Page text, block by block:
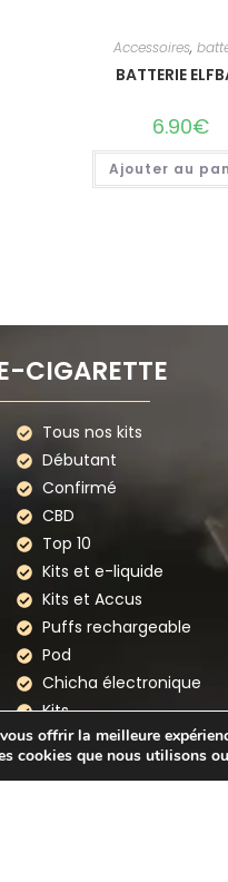
Accessoires,
BATTERIE
6.90€
Ajouter au
CIGARETTE
Tous nos kits
Débutant
Confirmé
CBD
Top 10
Kits et e-liquide
Kits et Accus
Puffs rechargeable
Pod
Chicha électronique
Kits
Cigarette electronique
Nos marques
offrir la meilleure
cookies que nous utilisons